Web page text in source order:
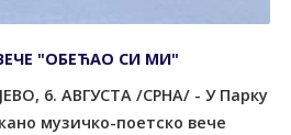
"ОБЕЋАО СИ МИ"
6. АВГУСТА /СРНА/ - У Парку
музичко-поетско вече